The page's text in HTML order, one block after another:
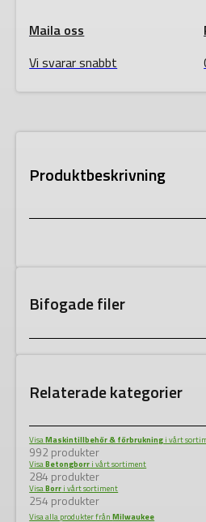
Maila oss
Vi svarar snabbt
Produktbeskrivning
Bifogade filer
Relaterade kategorier
VisaMaskintillbehör & förbrukning i vårt
992 produkter
VisaBetongborr i vårt sortiment
284 produkter
VisaBorr i vårt sortiment
254 produkter
Visa alla produkter frånMilwaukee